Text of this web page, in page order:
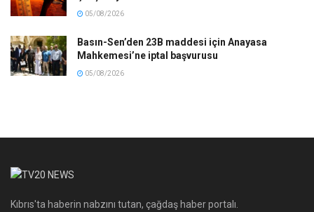
05/08/2026
Basın-Sen’den 23B maddesi için Anayasa
Mahkemesi’ne iptal başvurusu
05/08/2026
Kıbrıs'ta haberin nabzını tutan, çağdaş haber portalı.